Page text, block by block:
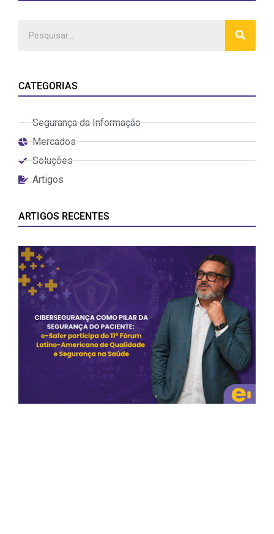
CATEGORIAS
Segurança da Informação
Mercados
Soluções
Artigos
ARTIGOS RECENTES